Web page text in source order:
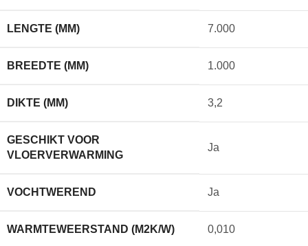
LENGTE (MM) 7.000
BREEDTE (MM) 1.000
DIKTE (MM) 3,2
GESCHIKT VOOR
VLOERVERWARMING
Ja
VOCHTWEREND Ja
WARMTEWEERSTAND (M2K/W) 0,010